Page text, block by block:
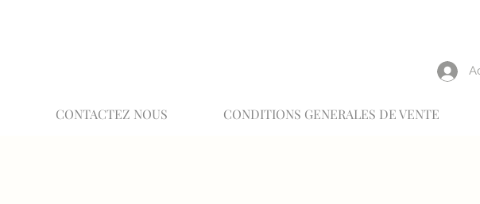
CONTACTEZ NOUS CONDITIONS GENERALES DE VENTE